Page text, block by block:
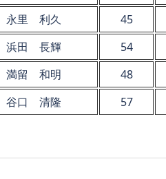
永里 利久 45
浜田 長輝 54
満留 和明 48
谷口 清隆 57